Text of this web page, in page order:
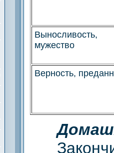
Выносливость,
мужество
Верность,